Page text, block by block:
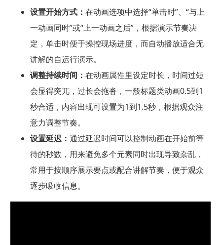
设置开始方式： 在动画选项中选择“单击时”、“与上
一动画同时”或“上一动画之后”，根据演示节奏决
定，单击时便于操控现场进度，而自动播放适合无
讲解的自运行演示。
调整持续时间： 在动画属性里设定时长，时间过短
会显得突兀，过长会拖沓，一般标题类动画0.5到1
秒合适，内容出现可设置为1到1.5秒，根据观众注
意力调整节奏。
设置延迟： 通过延迟时间可以控制动画在开始前等
待的秒数，用来避免多个元素同时出现导致杂乱，
常用于按顺序展示要点或配合讲解节奏，便于观众
逐步吸收信息。